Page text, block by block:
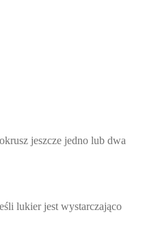
jeszcze jedno lub dwa
lukier jest wystarczająco